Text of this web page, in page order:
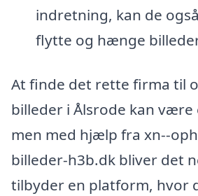
indretning, kan de
flytte og hænge
At finde det rette firma til
billeder i Ålsrode kan
men med hjælp fra xn--
billeder-h3b.dk bliver det
tilbyder en platform, hvor